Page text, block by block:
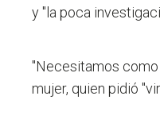
y "la poca
"Necesitamos como
mujer, quien pidió